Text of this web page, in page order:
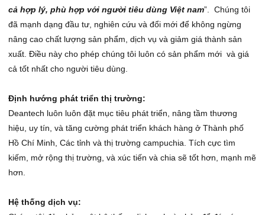
Trọn bộ 16 Camera
Camera Dome hồng ngoại
Camera nguỵ trang/ Mini
Camera thân hồng ngoại
Camera thân màu (Box)
Camera Cmos giá rẻ
Camera AHD 960P (1.3 MP)
Camera AHD 1080P (2.0 MP)
Camera Speed Dome
Đầu Ghi Hình AHD, TVI
Đầu ghi hình AHD 4 kênh
Đầu Ghi hình AHD 8 Kênh
Đầu Ghi hình AHD 16 Kênh
Đầu ghi hình AHD 24 kênh
Đầu ghi hình AHD 32 kênh
Đầu Ghi Hình camera IP (NVR)
Đầu ghi hình IP 4 kênh
Đầu ghi hình IP 8 kênh
Đầu ghi hình IP 16 kênh
Đầu ghi hình IP 24 kênh
Đầu Ghi Hình Analog (DVR)
Đầu ghi hình Analog 4 kênh
Đầu ghi hình Analog 8 Kênh
Đầu ghi hình Analog 16 Kênh
Đầu ghi hình Analog 32 Kênh
Chuông Cửa Có Hình
Chuông Cửa có hình Có Dây
Chuông Cửa có hình Không Dây
Báo Trộm không dây
Phụ Kiện Báo Động
Phụ Kiện Loại Có Dây
Phụ Kiện Camera
Jack nối BNC, F5, Video Balun
Lắp đặt báo trộm
cả hợp lý, phù hợp với người tiêu dùng Việt nam”. Chúng tôi
đã mạnh dạng đầu tư, nghiên cứu và đổi mới để không ngừng
nâng cao chất lượng sản phẩm, dịch vụ và giảm giá thành sản
xuất. Điều này cho phép chúng tôi luôn có sản phẩm mới và giá
cả tốt nhất cho người tiêu dùng.
Định hướng phát triển thị trường:
Deantech luôn luôn đặt mục tiêu phát triển, nâng tầm thương
hiệu, uy tín, và tăng cường phát triển khách hàng ở Thành phố
Hồ Chí Minh, Các tỉnh và thị trường campuchia. Tích cực tìm
kiếm, mở rộng thị trường, và xúc tiến và chia sẽ tốt hơn, mạnh mẽ
hơn.
Hệ thống dịch vụ: